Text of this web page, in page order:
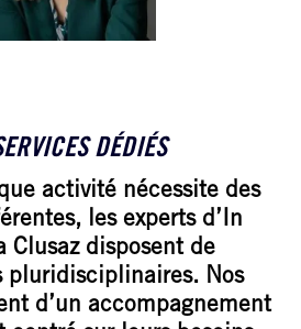
DÉDIÉS
activité nécessite des
les experts d’In
Clusaz disposent de
pluridisciplinaires. Nos
d’un accompagnement